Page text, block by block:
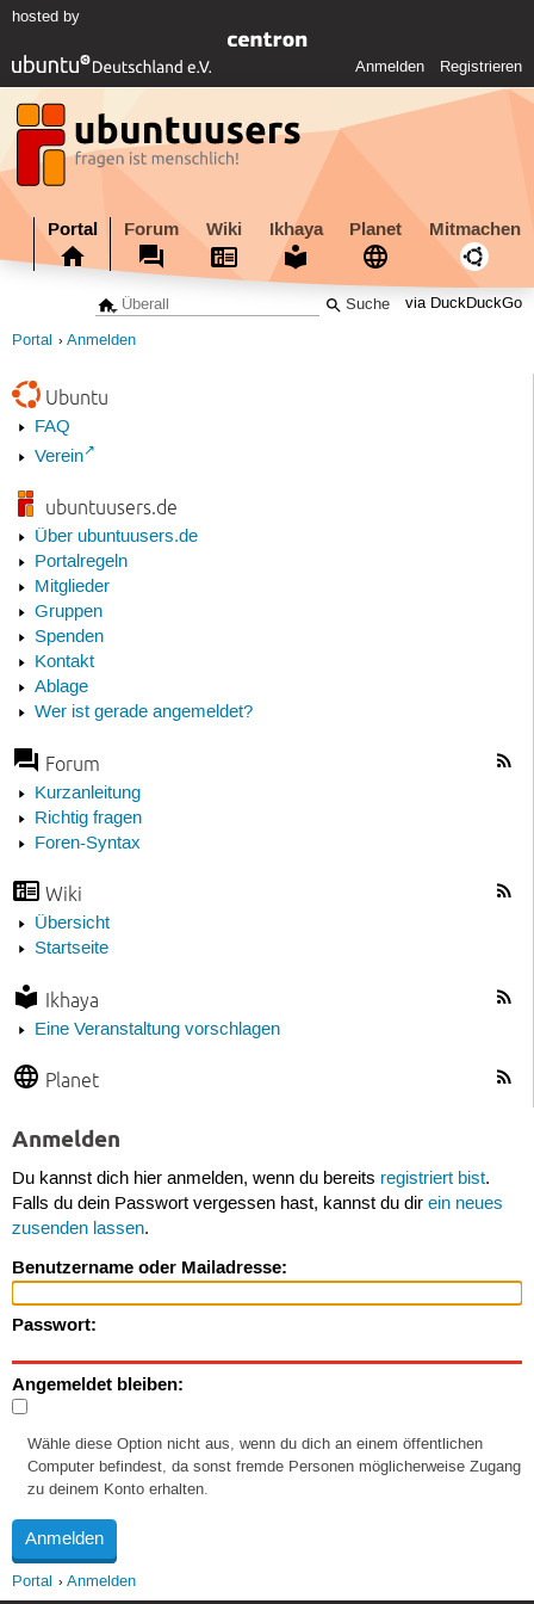
hosted by
Anmelden Registrieren
Portal Forum Wiki Ikhaya Planet Mitmachen
via DuckDuckGo
Portal Anmelden
Ubuntu
FAQ
Verein
ubuntuusers.de
Über ubuntuusers.de
Portalregeln
Mitglieder
Gruppen
Spenden
Kontakt
Ablage
Wer ist gerade angemeldet?
Forum
Kurzanleitung
Richtig fragen
Foren-Syntax
Wiki
Übersicht
Startseite
Ikhaya
Eine Veranstaltung vorschlagen
Planet
Anmelden
Du kannst dich hier anmelden, wenn du bereits registriert bist.
Falls du dein Passwort vergessen hast, kannst du dir ein neues
zusenden lassen.
Benutzername oder Mailadresse:
Passwort:
Angemeldet bleiben:
Wähle diese Option nicht aus, wenn du dich an einem öffentlichen
Computer befindest, da sonst fremde Personen möglicherweise Zugang
zu deinem Konto erhalten.
Portal Anmelden